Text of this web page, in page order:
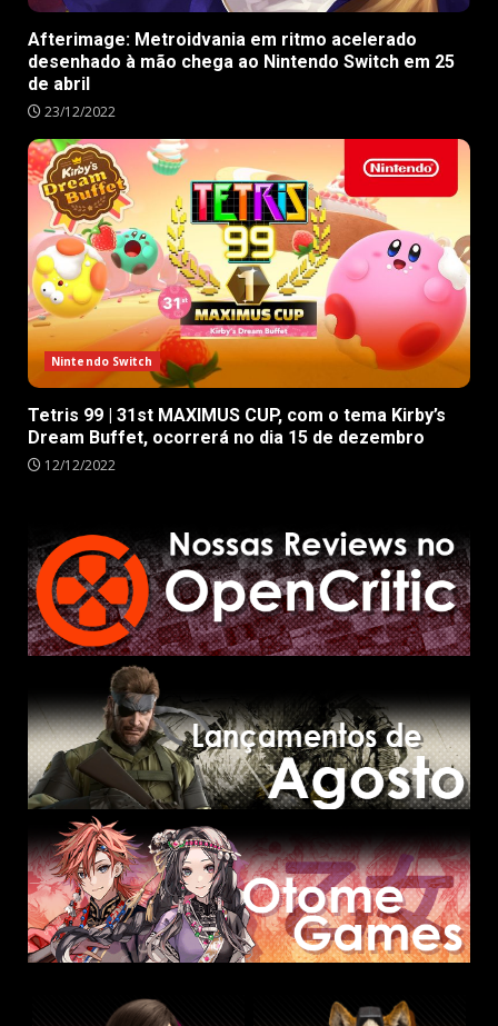
Afterimage: Metroidvania em ritmo acelerado
desenhado à mão chega ao Nintendo Switch em 25
de abril
23/12/2022
Nintendo Switch
Tetris 99 | 31st MAXIMUS CUP, com o tema Kirby’s
Dream Buffet, ocorrerá no dia 15 de dezembro
12/12/2022